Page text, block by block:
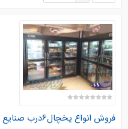
فروش انواع یخچال6درب صنایع برودتی سیلور